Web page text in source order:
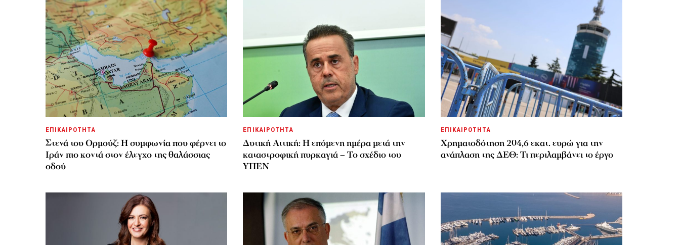
ΕΠΙΚΑΙΡΟΤΗΤΑ
Στενά του Ορμούζ: Η συμφωνία που φέρνει το
Ιράν πιο κοντά στον έλεγχο της θαλάσσιας
οδού
ΕΠΙΚΑΙΡΟΤΗΤΑ
Δυτική Αττική: Η επόμενη ημέρα μετά την
καταστροφική πυρκαγιά – Το σχέδιο του
ΥΠΕΝ
ΕΠΙΚΑΙΡΟΤΗΤΑ
Χρηματοδότηση 204,6 εκατ. ευρώ για την
ανάπλαση της ΔΕΘ: Τι περιλαμβάνει το έργο